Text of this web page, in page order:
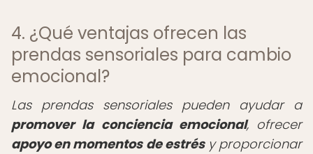
4. ¿Qué ventajas ofrecen las
prendas sensoriales para cambio
emocional?
Las prendas sensoriales pueden ayudar a
promover la conciencia emocional, ofrecer
apoyo en momentos de estrésy proporcionar